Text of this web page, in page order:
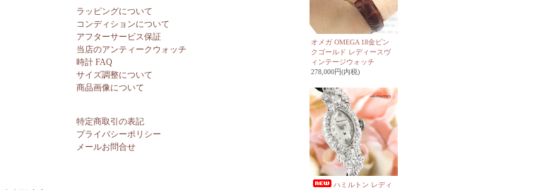
ラッピングについて
コンディションについて
アフターサービス保証
当店のアンティークウォッチ
時計 FAQ
サイズ調整について
商品画像について
特定商取引の表記
プライバシーポリシー
メールお問合せ
オメガ OMEGA 18金ピン
クゴールド レディースヴ
ィンテージウォッチ
278,000円(内税)
ハミルトン レディ